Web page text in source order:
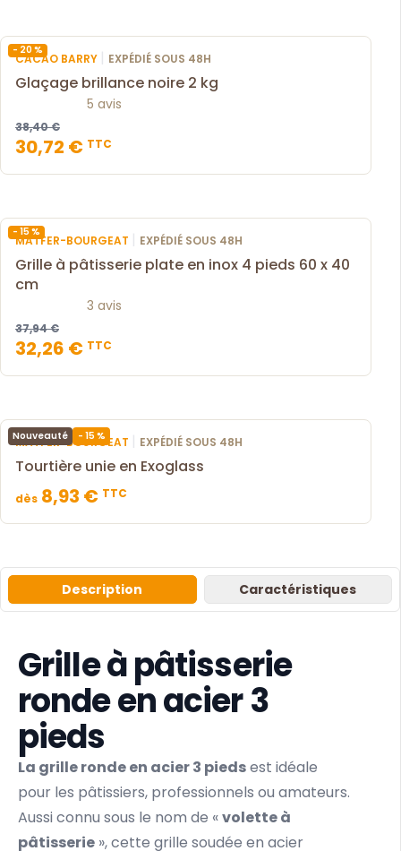
- 20 %
CACAO BARRY | EXPÉDIÉ SOUS 48H
Glaçage brillance noire 2 kg
5 avis
38,40 €
30,72 € TTC
- 15 %
MATFER-BOURGEAT | EXPÉDIÉ SOUS 48H
Grille à pâtisserie plate en inox 4 pieds 60 x 40
cm
3 avis
37,94 €
32,26 € TTC
Nouveauté - 15 %
MATFER-BOURGEAT | EXPÉDIÉ SOUS 48H
Tourtière unie en Exoglass
dès 8,93 € TTC
Description Caractéristiques
Grille à pâtisserie
ronde en acier 3
pieds
La grille ronde en acier 3 piedsest idéale
pour les pâtissiers, professionnels ou amateurs.
Aussi connu sous le nom de «volette à
pâtisserie », cette grille soudée en acier